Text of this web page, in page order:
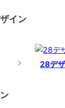
イン
28デ